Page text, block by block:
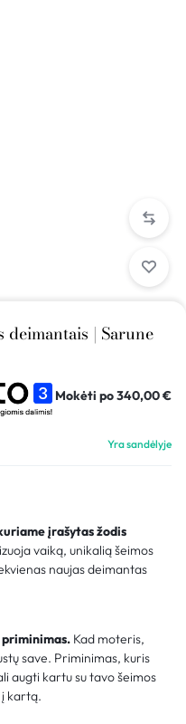
| Sarune
Mokėti po340,00€
Yra sandėlyje
įrašytas žodis
vaiką, unikalią šeimos
naujas deimantas
Kad moteris,
save. Priminimas, kuris
augti kartu su tavo šeimos
kartą.